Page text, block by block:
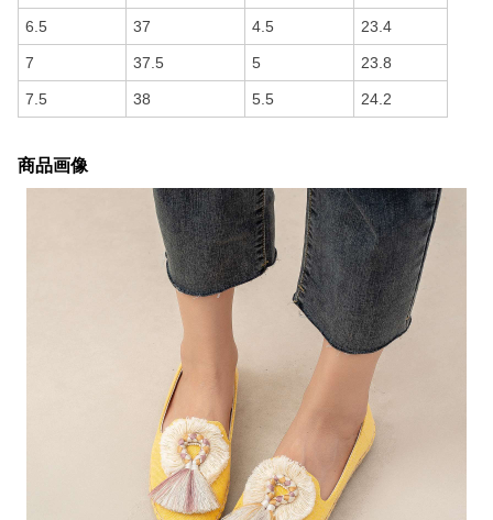
6.5 37 4.5 23.4
7 37.5 5 23.8
7.5 38 5.5 24.2
商品画像